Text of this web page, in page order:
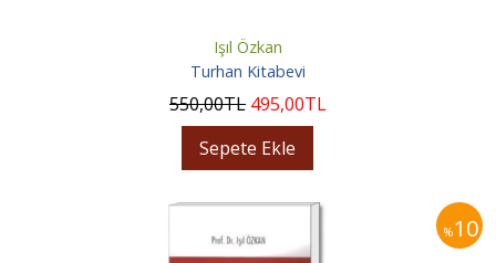
Işıl Özkan
Turhan Kitabevi
550,00TL 495,00TL
Sepete Ekle
%10